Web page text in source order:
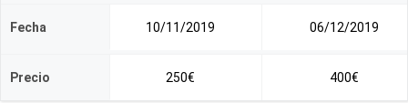
Fecha 10/11/2019 06/12/2019
Precio 250€ 400€